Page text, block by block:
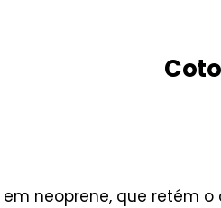
neoprene, que retém